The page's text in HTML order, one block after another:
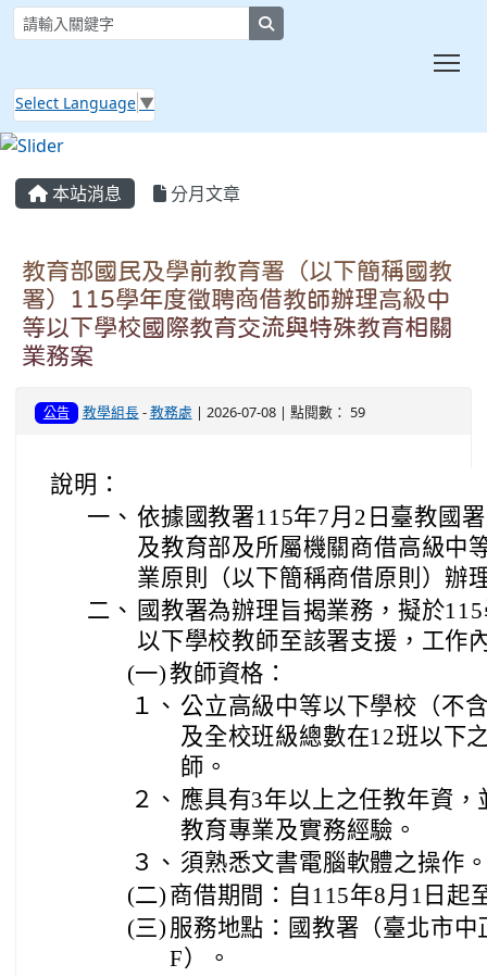
Select Language ▼
本站消息 分月文章
教育部國民及學前教育署（以下簡稱國教
署）115學年度徵聘商借教師辦理高級中
等以下學校國際教育交流與特殊教育相關
業務案
公告 教學組長-教務處 | 2026-07-08 | 點閱數： 59
說明：
一、 依據國教署115年7月2日臺教國
及教育部及所屬機關商借高級中
業原則（以下簡稱商借原則）辦
二、 國教署為辦理旨揭業務，擬於
以下學校教師至該署支援，工作
(一)教師資格：
１、 公立高級中等以下學校（不
及全校班級總數在12班以下
師。
２、 應具有3年以上之任教年資
教育專業及實務經驗。
３、 須熟悉文書電腦軟體之操作
(二) 商借期間：自115年8月1日起
(三) 服務地點：國教署（臺北市
F）。